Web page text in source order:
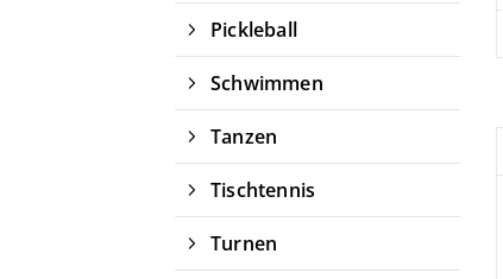
Pickleball
Schwimmen
Tanzen
Tischtennis
Turnen